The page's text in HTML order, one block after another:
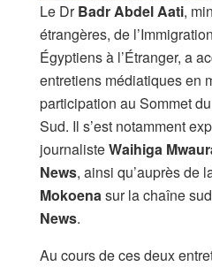
Le DrBadr Abdel Aati,
étrangères, de
Égyptiens à l’Étranger, a
entretiens médiatiques en
participation au Sommet
Sud. Il s’est notamment
journalisteWaihiga
News, ainsi qu’auprès de
Mokoenasur la chaîne
News.
Au cours de ces deux